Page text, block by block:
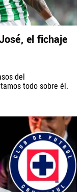
el fichaje
del
todo sobre él.